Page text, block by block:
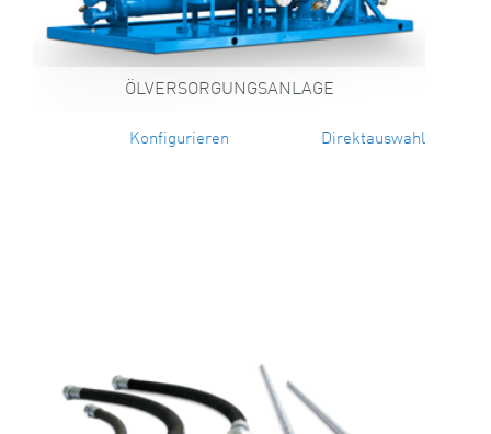
ÖLVERSORGUNGSANLAGE
Konfigurieren Direktauswahl